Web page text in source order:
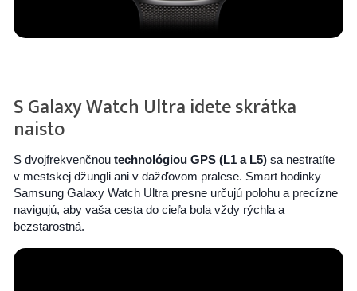
S Galaxy Watch Ultra idete skrátka
naisto
S dvojfrekvenčnou technológiou GPS (L1 a L5)sa nestratíte
v mestskej džungli ani v dažďovom pralese. Smart hodinky
Samsung Galaxy Watch Ultra presne určujú polohu a precízne
navigujú, aby vaša cesta do cieľa bola vždy rýchla a
bezstarostná.